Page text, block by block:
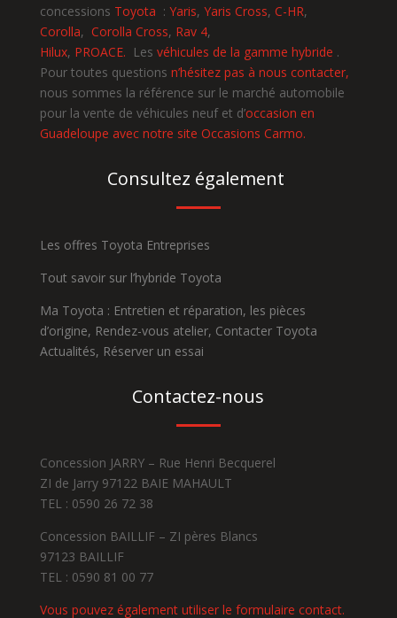
concessions Toyota : Yaris, Yaris Cross, C-HR,
Corolla, Corolla Cross, Rav 4,
Hilux, PROACE. Les véhicules de la gamme hybride .
Pour toutes questions n’hésitez pas à nous contacter,
nous sommes la référence sur le marché automobile
pour la vente de véhicules neuf et d’occasion en
Guadeloupe avec notre site Occasions Carmo.
Consultez également
Les offres Toyota Entreprises
Tout savoir sur l’hybride Toyota
Ma Toyota : Entretien et réparation, les pièces
d’origine, Rendez-vous atelier, Contacter Toyota
Actualités, Réserver un essai
Contactez-nous
Concession JARRY – Rue Henri Becquerel
ZI de Jarry 97122 BAIE MAHAULT
TEL : 0590 26 72 38
Concession BAILLIF – ZI pères Blancs
97123 BAILLIF
TEL : 0590 81 00 77
Vous pouvez également utiliser le formulaire contact.